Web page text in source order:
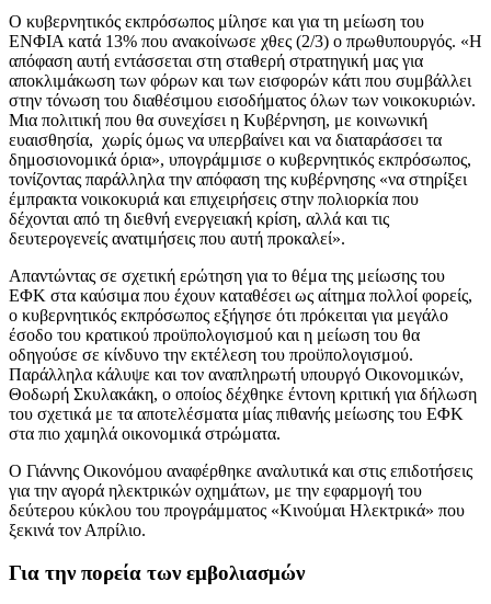
Ο κυβερνητικός εκπρόσωπος μίλησε και για τη μείωση του
ΕΝΦΙΑ κατά 13% που ανακοίνωσε χθες (2/3) ο πρωθυπουργός. «Η
απόφαση αυτή εντάσσεται στη σταθερή στρατηγική μας για
αποκλιμάκωση των φόρων και των εισφορών κάτι που συμβάλλει
στην τόνωση του διαθέσιμου εισοδήματος όλων των νοικοκυριών.
Μια πολιτική που θα συνεχίσει η Κυβέρνηση, με κοινωνική
ευαισθησία, χωρίς όμως να υπερβαίνει και να διαταράσσει τα
δημοσιονομικά όρια», υπογράμμισε ο κυβερνητικός εκπρόσωπος,
τονίζοντας παράλληλα την απόφαση της κυβέρνησης «να στηρίξει
έμπρακτα νοικοκυριά και επιχειρήσεις στην πολιορκία που
δέχονται από τη διεθνή ενεργειακή κρίση, αλλά και τις
δευτερογενείς ανατιμήσεις που αυτή προκαλεί».
Απαντώντας σε σχετική ερώτηση για το θέμα της μείωσης του
ΕΦΚ στα καύσιμα που έχουν καταθέσει ως αίτημα πολλοί φορείς,
ο κυβερνητικός εκπρόσωπος εξήγησε ότι πρόκειται για μεγάλο
έσοδο του κρατικού προϋπολογισμού και η μείωση του θα
οδηγούσε σε κίνδυνο την εκτέλεση του προϋπολογισμού.
Παράλληλα κάλυψε και τον αναπληρωτή υπουργό Οικονομικών,
Θοδωρή Σκυλακάκη, ο οποίος δέχθηκε έντονη κριτική για δήλωση
του σχετικά με τα αποτελέσματα μίας πιθανής μείωσης του ΕΦΚ
στα πιο χαμηλά οικονομικά στρώματα.
Ο Γιάννης Οικονόμου αναφέρθηκε αναλυτικά και στις επιδοτήσεις
για την αγορά ηλεκτρικών οχημάτων, με την εφαρμογή του
δεύτερου κύκλου του προγράμματος «Κινούμαι Ηλεκτρικά» που
ξεκινά τον Απρίλιο.
Για την πορεία των εμβολιασμών